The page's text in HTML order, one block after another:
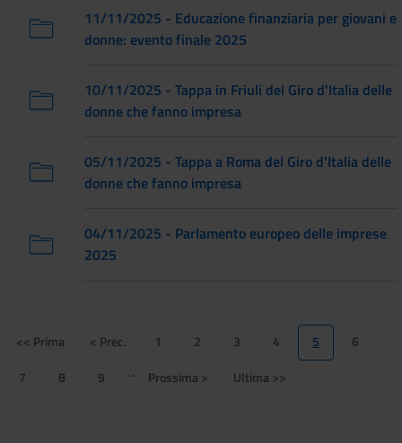
11/11/2025 - Educazione finanziaria per giovani e
donne: evento finale 2025
10/11/2025 - Tappa in Friuli del Giro d'Italia delle
donne che fanno impresa
05/11/2025 - Tappa a Roma del Giro d'Italia delle
donne che fanno impresa
04/11/2025 - Parlamento europeo delle imprese
2025
Paginazione
Prima
<< Prima Pagina
< Prec. Page
1 Page
2 Page
3 Page
4 Pagina
attuale
5 Page
6
Page
7 Page
8 Page
9 …
Pagina
Prossima > Ultima
Ultima >>